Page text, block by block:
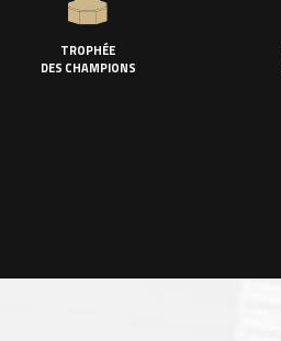
TROPHÉE
DES CHAMPIONS